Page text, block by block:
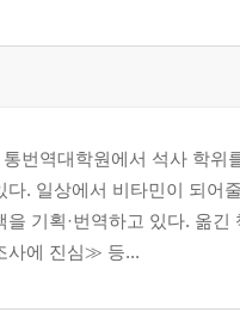
번역대학원에서 석사 학
다. 일상에서 비타민이 되어
을 기획·번역하고 있다.
사에 진심≫ 등...